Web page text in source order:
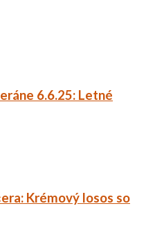
6.6.25: Letné
Krémový losos so